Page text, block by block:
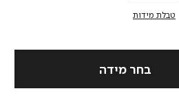
טבלת מידות